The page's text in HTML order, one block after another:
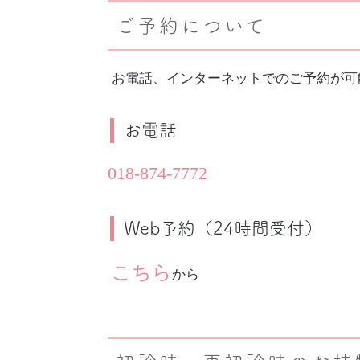
ご予約について
お電話、インターネットでのご予約が
お電話
018-874-7772
Web予約（24時間受付）
こちら から